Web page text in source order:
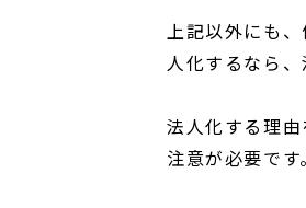
上記以外にも
人化するなら
法人化する理
注意が必要です。